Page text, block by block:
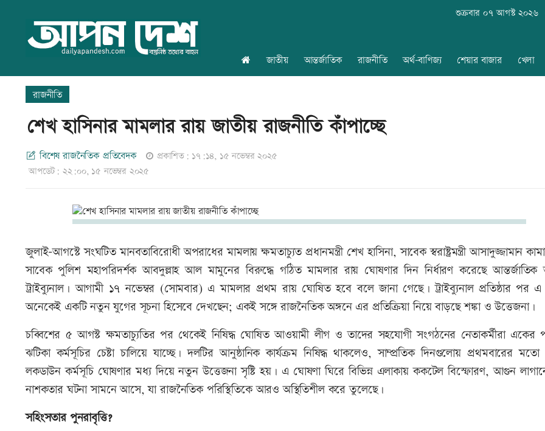
শুক্রবার ০৭ আগস্ট ২০২৬
জাতীয় আন্তর্জাতিক রাজনীতি অর্থ-বাণিজ্য শেয়ার বাজার খেলা
রাজনীতি
শেখ হাসিনার মামলার রায় জাতীয় রাজনীতি কাঁপাচ্ছে
বিশেষ রাজনৈতিক প্রতিবেদক
প্রকাশিত: ১৭:১৪, ১৫ নভেম্বর ২০২৫
আপডেট: ২২:০০, ১৫ নভেম্বর ২০২৫
জুলাই–আগস্টে সংঘটিত মানবতাবিরোধী অপরাধের মামলায় ক্ষমতাচ্যুত প্রধানমন্ত্রী শেখ হাসিনা, সাবেক স্বরাষ্ট্রমন্ত্রী আসাদুজ্জামান
সাবেক পুলিশ মহাপরিদর্শক আবদুল্লাহ আল মামুনের বিরুদ্ধে গঠিত মামলার রায় ঘোষণার দিন নির্ধারণ করেছে আন্তর্জাতিক
ট্রাইব্যুনাল। আগামী ১৭ নভেম্বর (সোমবার) এ মামলার প্রথম রায় ঘোষিত হবে বলে জানা গেছে। ট্রাইব্যুনাল প্রতিষ্ঠার পর
অনেকেই একটি নতুন যুগের সূচনা হিসেবে দেখছেন; একই সঙ্গে রাজনৈতিক অঙ্গনে এর প্রতিক্রিয়া নিয়ে বাড়ছে শঙ্কা ও উত্তেজনা।
চব্বিশের ৫ আগস্ট ক্ষমতাচ্যুতির পর থেকেই নিষিদ্ধ ঘোষিত আওয়ামী লীগ ও তাদের সহযোগী সংগঠনের নেতাকর্মীরা
ঝটিকা কর্মসূচির চেষ্টা চালিয়ে যাচ্ছে। দলটির আনুষ্ঠানিক কার্যক্রম নিষিদ্ধ থাকলেও, সাম্প্রতিক দিনগুলোয় প্রথমবারের মতো
লকডাউন কর্মসূচি ঘোষণার মধ্য দিয়ে নতুন উত্তেজনা সৃষ্টি হয়। এ ঘোষণা ঘিরে বিভিন্ন এলাকায় ককটেল বিস্ফোরণ, আগুন
নাশকতার ঘটনা সামনে আসে, যা রাজনৈতিক পরিস্থিতিকে আরও অস্থিতিশীল করে তুলেছে।
সহিংসতার পুনরাবৃত্তি?